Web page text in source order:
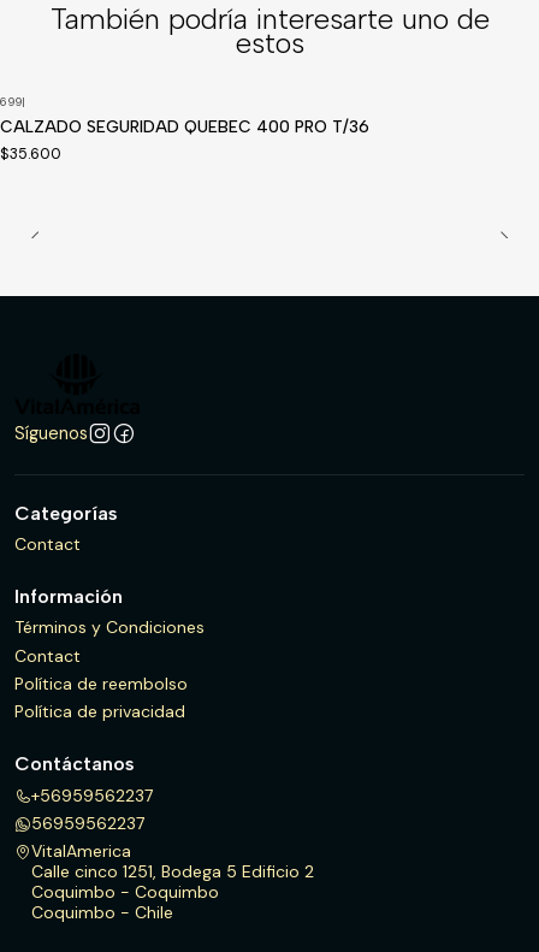
También podría interesarte uno de
estos
699|
CALZADO SEGURIDAD QUEBEC 400 PRO T/36
$35.600
Síguenos
Categorías
Contact
Información
Términos y Condiciones
Contact
Política de reembolso
Política de privacidad
Contáctanos
+56959562237
56959562237
VitalAmerica
Calle cinco 1251, Bodega 5 Edificio 2
Coquimbo - Coquimbo
Coquimbo - Chile